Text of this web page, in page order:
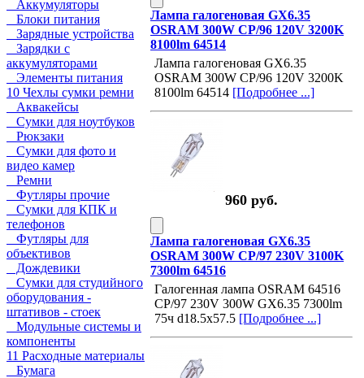
Аккумуляторы
Блоки питания
Зарядные устройства
Зарядки с
аккумуляторами
Элементы питания
10 Чехлы сумки ремни
Аквакейсы
Сумки для ноутбуков
Рюкзаки
Сумки для фото и
видео камер
Ремни
Футляры прочие
Сумки для КПК и
телефонов
Футляры для
объективов
Дождевики
Сумки для студийного
оборудования -
штативов - стоек
Модульные системы и
компоненты
11 Расходные материалы
Бумага
Лампа галогеновая GX6.35
OSRAM 300W CP/96 120V 3200K
8100lm 64514
Лампа галогеновая GX6.35
OSRAM 300W CP/96 120V 3200K
8100lm 64514 [Подробнее ...]
960 руб.
Лампа галогеновая GX6.35
OSRAM 300W CP/97 230V 3100K
7300lm 64516
Галогенная лампа OSRAM 64516
CP/97 230V 300W GX6.35 7300lm
75ч d18.5x57.5 [Подробнее ...]